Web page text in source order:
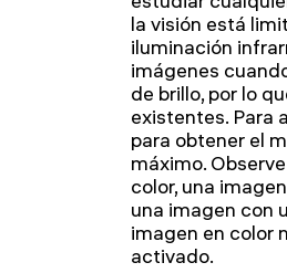
la visión está
iluminación
imágenes
de brillo, por lo
existentes. Para
para obtener el
máximo.
color, una
una imagen con
imagen en color
activado.